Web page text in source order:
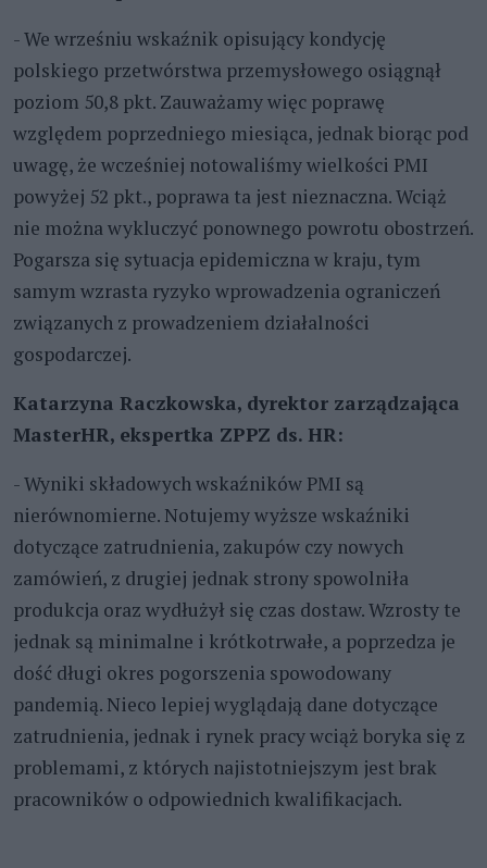
- We wrześniu wskaźnik opisujący kondycję
polskiego przetwórstwa przemysłowego osiągnął
poziom 50,8 pkt. Zauważamy więc poprawę
względem poprzedniego miesiąca, jednak biorąc pod
uwagę, że wcześniej notowaliśmy wielkości PMI
powyżej 52 pkt., poprawa ta jest nieznaczna. Wciąż
nie można wykluczyć ponownego powrotu obostrzeń.
Pogarsza się sytuacja epidemiczna w kraju, tym
samym wzrasta ryzyko wprowadzenia ograniczeń
związanych z prowadzeniem działalności
gospodarczej.
Katarzyna Raczkowska, dyrektor zarządzająca
MasterHR, ekspertka ZPPZ ds. HR:
- Wyniki składowych wskaźników PMI są
nierównomierne. Notujemy wyższe wskaźniki
dotyczące zatrudnienia, zakupów czy nowych
zamówień, z drugiej jednak strony spowolniła
produkcja oraz wydłużył się czas dostaw. Wzrosty te
jednak są minimalne i krótkotrwałe, a poprzedza je
dość długi okres pogorszenia spowodowany
pandemią. Nieco lepiej wyglądają dane dotyczące
zatrudnienia, jednak i rynek pracy wciąż boryka się z
problemami, z których najistotniejszym jest brak
pracowników o odpowiednich kwalifikacjach.